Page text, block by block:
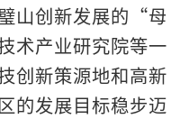
山创新发展的“母
产业研究院等一
创新策源地和高新
的发展目标稳步迈